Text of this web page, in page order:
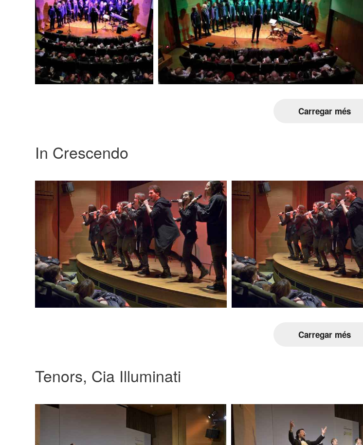
Carregar més
In Crescendo
Carregar més
Tenors, Cia Illuminati